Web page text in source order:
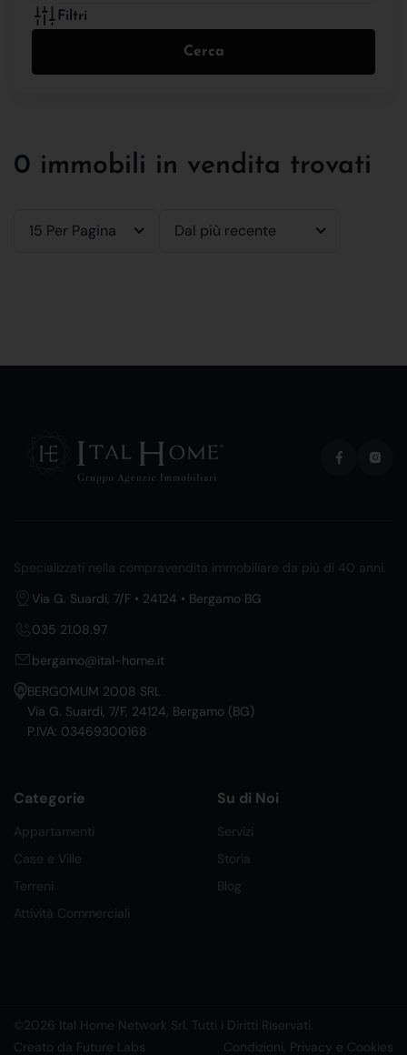
Filtri
Cerca
0 immobili in vendita trovati
15 Per Pagina Dal più recente
Specializzati nella compravendita immobiliare da più di 40 anni.
Via G. Suardi, 7/F • 24124 • Bergamo BG
035 21.08.97
bergamo@ital-home.it
BERGOMUM 2008 SRL
Via G. Suardi, 7/F, 24124, Bergamo (BG)
P.IVA: 03469300168
Categorie
Appartamenti
Case e Ville
Terreni
Attività Commerciali
Su di Noi
Servizi
Storia
Blog
©2026 Ital Home Network Srl. Tutti i Diritti Riservati.
Creato da Future Labs
Condizioni, Privacy e Cookies